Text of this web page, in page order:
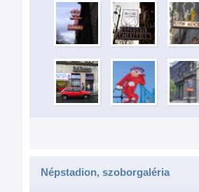
Népstadion, szoborgaléria